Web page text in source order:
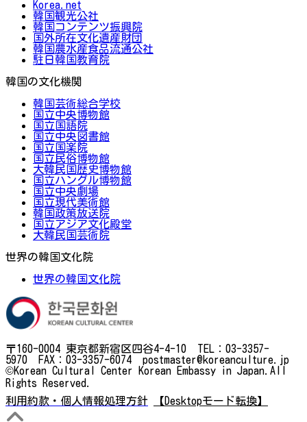
Korea.net
韓国観光公社
韓国コンテンツ振興院
国外所在文化遺産財団
韓国農水産食品流通公社
駐日韓国教育院
韓国の文化機関
韓国芸術総合学校
国立中央博物館
国立国語院
国立中央図書館
国立国楽院
国立民俗博物館
大韓民国歴史博物館
国立ハングル博物館
国立中央劇場
国立現代美術館
韓国政策放送院
国立アジア文化殿堂
大韓民国芸術院
世界の韓国文化院
世界の韓国文化院
〒160-0004 東京都新宿区四谷4-4-10 TEL：03-3357-
5970 FAX：03-3357-6074 postmaster@koreanculture.jp
©Korean Cultural Center Korean Embassy in Japan.All
Rights Reserved.
利用約款・個人情報処理方針
【Desktopモード転換】